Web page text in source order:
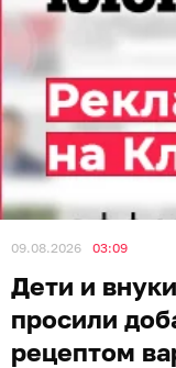
09.08.2026 03:09
Дети и
просили
рецептом